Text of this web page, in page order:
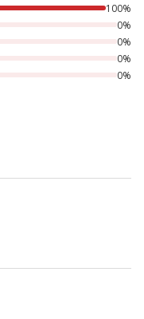
estrelas,
100%
0%
0%
0%
0%